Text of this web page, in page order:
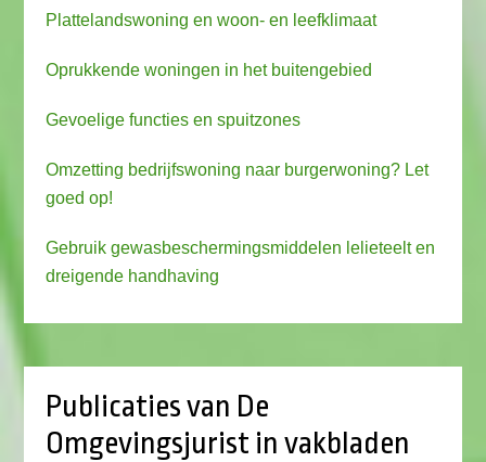
Plattelandswoning en woon- en leefklimaat
Oprukkende woningen in het buitengebied
Gevoelige functies en spuitzones
Omzetting bedrijfswoning naar burgerwoning? Let
goed op!
Gebruik gewasbeschermingsmiddelen lelieteelt en
dreigende handhaving
Publicaties van De
Omgevingsjurist in vakbladen